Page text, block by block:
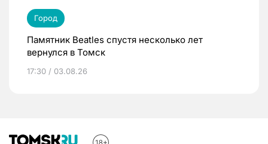
Город
Памятник Beatles спустя несколько лет
вернулся в Томск
17:30 / 03.08.26